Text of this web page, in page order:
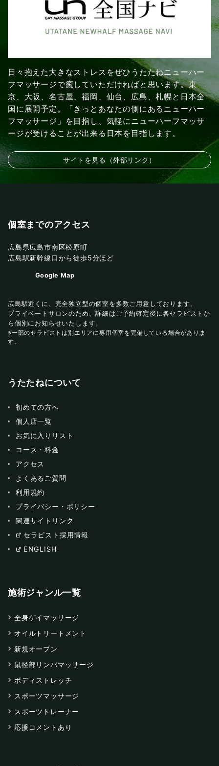
日々抱えた大きなストレスをぜひうたたねニューハー
フマッサージで癒していただければと思います。東
京、大阪、名古屋、福岡、仙台、広島、札幌と日本全
国に展開予定。「きっとあなたの側にあるニューハー
フマッサージ」を目指し、気軽にニューハーフマッサ
ージが受けることが出来る日本を目指します。
サイトを見る（外部リンク）
個室までのアクセス
広島県広島市南区松原町
広島駅新幹線口から徒歩5分ほど
Google Map
広島駅近くに、完全独立型の個室を多数ご用意しております。
プライベートサロンのため、詳細はご予約確定後に各セラピストか
ら個別にお知らせいたします。
※一部のセラピストは別エリアに専用個室を完備している場合がありま
す。
うたたねについて
初めての方へ
個人店一覧
お気に入りリスト
コース・料金
アクセス
よくあるご質問
利用規約
プライバシー・ポリシー
関連サイトリンク
セラピスト採用情報
ENGLISH
施術ジャンル一覧
全身ゲイマッサージ
オイルトリートメント
新規オープン
鼠径部リンパマッサージ
ボディストレッチ
スポーツマッサージ
スポーツトレーナー
応援コメントあり